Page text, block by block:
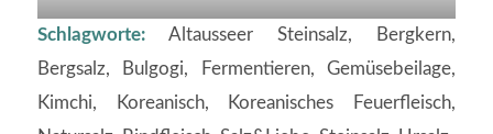
Schlagworte: Altausseer Steinsalz, Bergkern,
Bergsalz, Bulgogi, Fermentieren,Gemüsebeilage,
Kimchi, Koreanisch, Koreanisches Feuerfleisch,